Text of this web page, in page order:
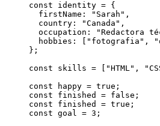
const identity = {
firstName:
" Sarah " ,
country:
"Canada " ,
occupation:
"Redactora
hobbies:
" fotografia " , "
} ;
const skills = "HTML" , "
const
happy = true ;
const finished = false ;
const finished = true ;
const goal = 3 ;